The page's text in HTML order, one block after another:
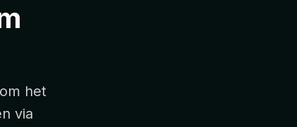
het
via